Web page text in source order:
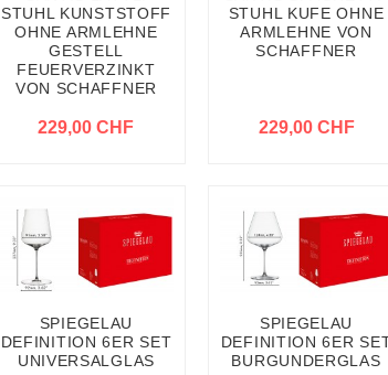
STUHL KUNSTSTOFF
OHNE ARMLEHNE
GESTELL
FEUERVERZINKT
VON SCHAFFNER
229,00 CHF
STUHL KUFE OHNE
ARMLEHNE VON
SCHAFFNER
229,00 CHF
SPIEGELAU
DEFINITION 6ER SET
UNIVERSALGLAS
SPIEGELAU
DEFINITION 6ER
BURGUNDERGLAS